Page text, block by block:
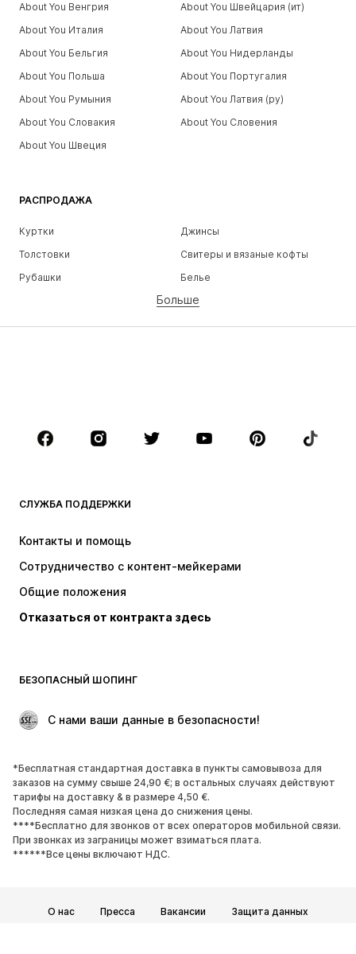
РАСПРОДАЖА
Куртки
Джинсы
Толстовки
Свитеры и вязаные кофты
Рубашки
Белье
Рубашки
Пальто
Костюмы и пиджаки
ОДЕЖДА
Куртки
Костюмы и пиджаки
Пальто
Пляжная одежда
Поводы
ЭКСКЛЮЗИВ
ОБУВЬ
НОВИНКИ
Открытая обувь
ЭКСКЛЮЗИВ
СПОРТ
Спорт
Виды спорта
Больше
СЛУЖБА ПОДДЕРЖКИ
Контакты и помощь
Сотрудничество с контент-мейкерами
Общие положения
Отказаться от контракта здесь
БЕЗОПАСНЫЙ ШОПИНГ
С нами ваши данные в безопасности!
*Бесплатная стандартная доставка в пункты самовывоза для
заказов на сумму свыше 24,90 €; в остальных случаях действуют
тарифы на доставку & в размере 4,50 €.
Последняя самая низкая цена до снижения цены.
****Бесплатно для звонков от всех операторов мобильной связи.
При звонках из заграницы может взиматься плата.
******Все цены включают НДС.
О нас Пресса Вакансии
Защита данных
About You Венгрия
About You Швейцария (ит)
About You Италия
About You Латвия
About You Бельгия
About You Нидерланды
About You Польша
About You Португалия
About You Румыния
About You Латвия (ру)
About You Словакия
About You Словения
About You Швеция